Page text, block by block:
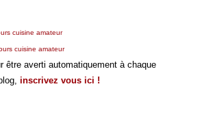
cuisine amateur
cuisine amateur
être averti automatiquement à chaque
inscrivez vous ici !